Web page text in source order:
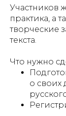
Участников
практика, а
творческие
текста.
Что нужно
о своих